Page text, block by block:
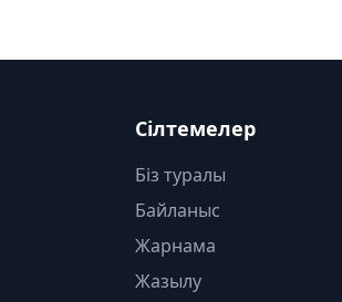
Сілтемелер
Біз туралы
Байланыс
Жарнама
Жазылу